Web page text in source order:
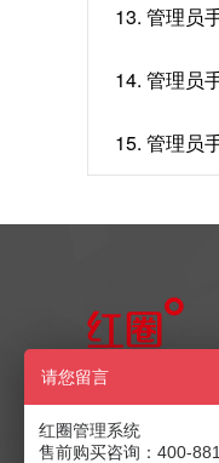
请您留言
红圈管理系统
售前购买咨询：400-
13. 管理员
14. 管理员
15. 管理员
售前产品咨询
400-